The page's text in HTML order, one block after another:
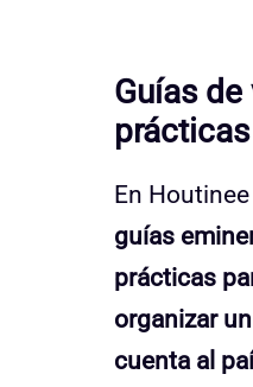
Guías
En
guías
prácticas
organizar
cuenta al